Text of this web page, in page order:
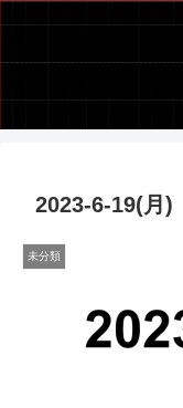
2023-6-19(月)
未分類